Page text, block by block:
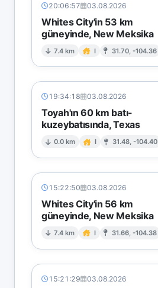
20:06:57 03.08.2026
Whites City'in 53 km
güneyinde, New Meksika
7.4 km I 31.70, -104.36
19:34:18 03.08.2026
Toyah'ın 60 km batı-
kuzeybatısında, Texas
0.0 km I 31.48, -104.40
15:22:50 03.08.2026
Whites City'in 56 km
güneyinde, New Meksika
7.4 km I 31.66, -104.38
15:21:29 03.08.2026